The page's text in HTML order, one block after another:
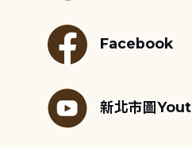
Facebook
新北市圖